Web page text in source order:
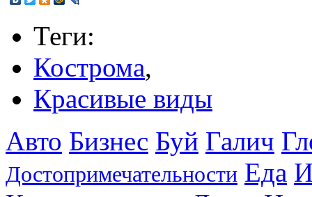
Теги:
Кострома,
Красивые виды
Авто Бизнес Буй Галич
Достопримечательности Еда